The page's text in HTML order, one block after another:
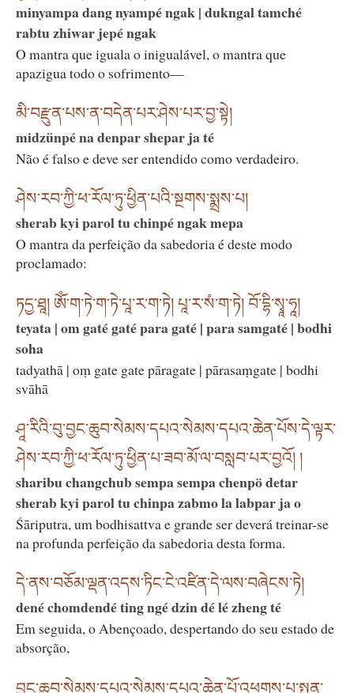
minyampa dang nyampé ngak | dukngal tamché
rabtu zhiwar jepé ngak
O mantra que iguala o inigualável, o mantra que
apazigua todo o sofrimento—
མི་བརྫུན་པས་ན་བདེན་པར་ཤེས་པར་བྱ་སྟེ།
midzünpé na denpar shepar ja té
Não é falso e deve ser entendido como verdadeiro.
ཤེས་རབ་ཀྱི་ཕ་རོལ་ཏུ་ཕྱིན་པའི་སྔགས་སྨྲས་པ།
sherab kyi parol tu chinpé ngak mepa
O mantra da perfeição da sabedoria é deste modo
proclamado:
ཏདྱ་ཐཱ། ཨོཾ་ག་ཏེ་ག་ཏེ་པཱ་ར་ག་ཏེ། པཱ་ར་སཾ་ག་ཏེ། བོ་དྷི་སྭཱ་ཧཱ།
teyata | om gaté gaté para gaté | para samgaté | bodhi
soha
tadyathā | oṃ gate gate pāragate | pārasaṃgate | bodhi
svāhā
ཤཱ་རིའི་བུ་བྱང་ཆུབ་སེམས་དཔའ་སེམས་དཔའ་ཆེན་པོས་དེ་ལྟར་
ཤེས་རབ་ཀྱི་ཕ་རོལ་ཏུ་ཕྱིན་པ་ཟབ་མོ་ལ་བསླབ་པར་བྱའོ། །
sharibu changchub sempa sempa chenpö detar
sherab kyi parol tu chinpa zabmo la labpar ja o
Śāriputra, um bodhisattva e grande ser deverá treinar-se
na profunda perfeição da sabedoria desta forma.
དེ་ནས་བཅོམ་ལྡན་འདས་ཏིང་ངེ་འཛིན་དེ་ལས་བཞེངས་ཏེ།
dené chomdendé ting ngé dzin dé lé zheng té
Em seguida, o Abençoado, despertando do seu estado de
absorção,
བྱང་ཆུབ་སེམས་དཔའ་སེམས་དཔའ་ཆེན་པོ་འཕགས་པ་སྤྱན་